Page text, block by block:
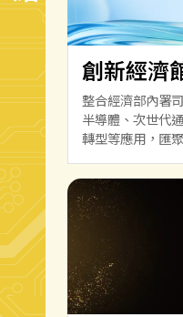
創新經濟
整合經濟部內署
半導體、次世代
轉型等應用，匯